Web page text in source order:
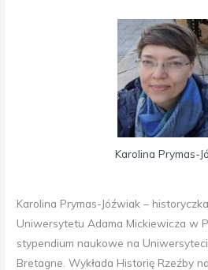
Karolina Prymas-
Karolina Prymas-Jóźwiak –
Uniwersytetu Adama Mickiewicza w
stypendium naukowe na
Bretagne. Wykłada Historię Rzeźby